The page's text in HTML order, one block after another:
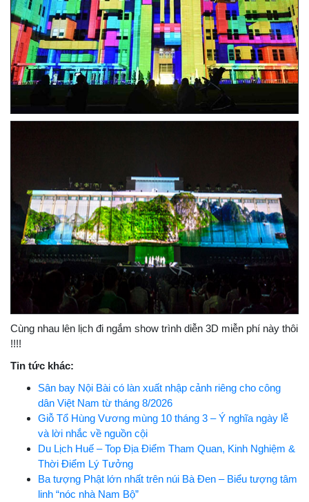
Cùng nhau lên lịch đi ngắm show trình diễn 3D miễn phí này thôi
!!!!
Tin tức khác:
Sân bay Nội Bài có làn xuất nhập cảnh riêng cho công
dân Việt Nam từ tháng 8/2026
Giỗ Tổ Hùng Vương mùng 10 tháng 3 – Ý nghĩa ngày lễ
và lời nhắc về nguồn cội
Du Lịch Huế – Top Địa Điểm Tham Quan, Kinh Nghiệm &
Thời Điểm Lý Tưởng
Ba tượng Phật lớn nhất trên núi Bà Đen – Biểu tượng tâm
linh “nóc nhà Nam Bộ”